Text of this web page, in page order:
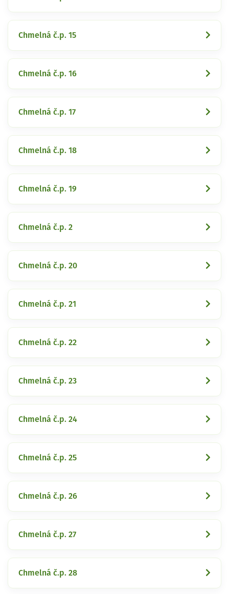
Chmelná č.p. 15
Chmelná č.p. 16
Chmelná č.p. 17
Chmelná č.p. 18
Chmelná č.p. 19
Chmelná č.p. 2
Chmelná č.p. 20
Chmelná č.p. 21
Chmelná č.p. 22
Chmelná č.p. 23
Chmelná č.p. 24
Chmelná č.p. 25
Chmelná č.p. 26
Chmelná č.p. 27
Chmelná č.p. 28